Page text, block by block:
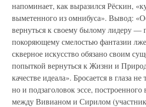
напоминает, как выразился Рёскин,
выметенного из омнибуса». Вывод:
вернуться к своему былому лидеру —
покоряющему смелостью фантазии
скверное искусство обязано своим
попыткой вернуться к Жизни и
качестве идеала». Бросается в глаза не
но и подзаголовок эссе, построенного
между Вивианом и Сирилом